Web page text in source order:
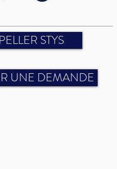
STYS
UNE DEMANDE